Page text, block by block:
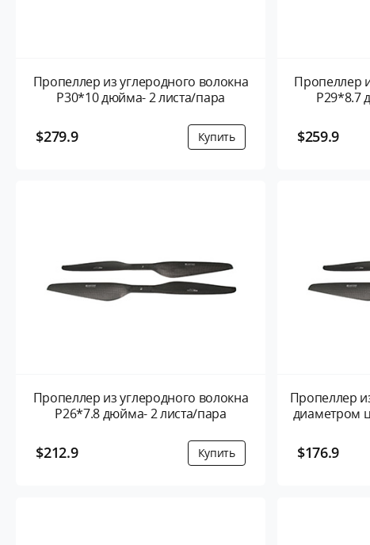
Пропеллер из углеродного волокна
P30*10 дюйма- 2 листа/пара
$279.9
Пропеллер
P29*8.7
$259.9
Пропеллер из углеродного волокна
P26*7.8 дюйма- 2 листа/пара
$212.9
Пропеллер
диаметром
$176.9